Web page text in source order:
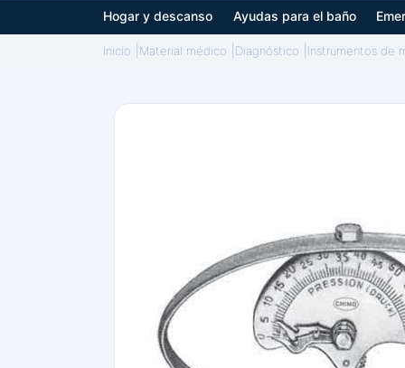
Hogar y descanso Ayudas para el baño
Inicio Material médico Diagnóstico Instrumentos de